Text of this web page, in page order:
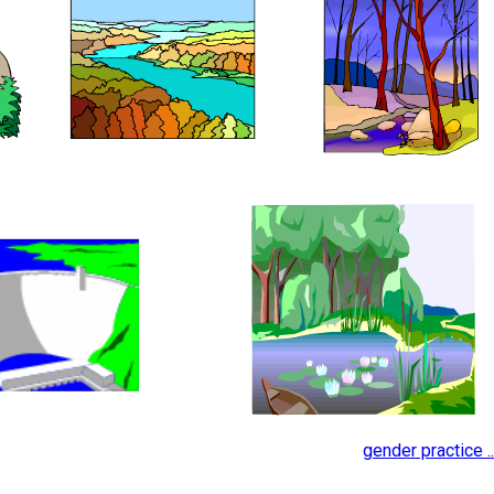
gender practice ..